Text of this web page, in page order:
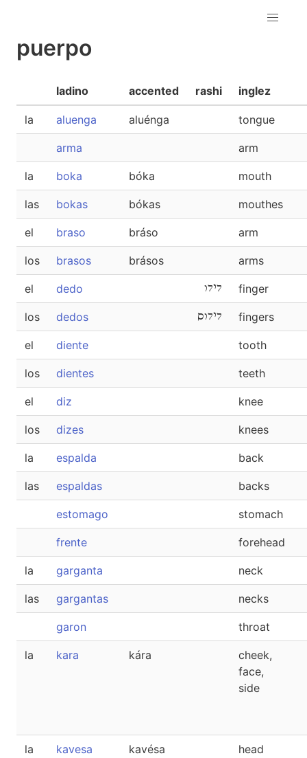
puerpo
ladino accented rashi inglez
la aluenga aluénga tongue
arma arm
la boka bóka mouth
las bokas bókas mouthes
el braso bráso arm
los brasos brásos arms
el dedo דידו finger
los dedos דידוס fingers
el diente tooth
los dientes teeth
el diz knee
los dizes knees
la espalda back
las espaldas backs
estomago stomach
frente forehead
la garganta neck
las gargantas necks
garon throat
la kara kára
cheek,
face,
side
la kavesa kavésa head